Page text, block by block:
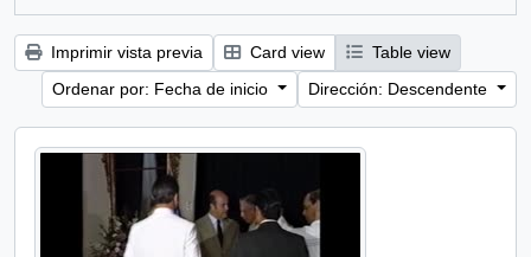
Imprimir vista previa Card view
Table view
Ordenar por: Fecha de inicio
Dirección: Descendente